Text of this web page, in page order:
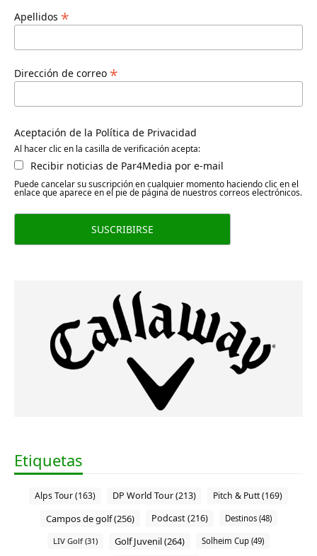
Apellidos *
Dirección de correo *
Aceptación de la Política de Privacidad
Al hacer clic en la casilla de verificación acepta:
Recibir noticias de Par4Media por e-mail
Puede cancelar su suscripción en cualquier momento haciendo clic en el
enlace que aparece en el pie de página de nuestros correos electrónicos.
Etiquetas
Alps Tour (163) DP World Tour (213) Pitch & Putt (169)
Campos de golf (256) Podcast (216) Destinos (48)
LIV Golf (31) Golf Juvenil (264) Solheim Cup (49)